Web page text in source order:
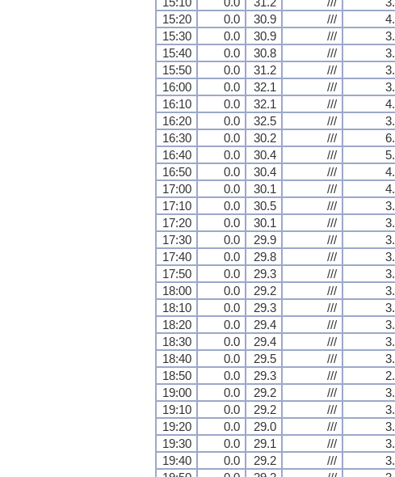
15:20
0.0 30.9 ///
15:30
0.0 30.9 ///
15:40
0.0 30.8 ///
15:50
0.0 31.2 ///
16:00
0.0 32.1 ///
16:10
0.0 32.1 ///
16:20
0.0 32.5 ///
16:30
0.0 30.2 ///
16:40
0.0 30.4 ///
16:50
0.0 30.4 ///
17:00
0.0 30.1 ///
17:10
0.0 30.5 ///
17:20
0.0 30.1 ///
17:30
0.0 29.9 ///
17:40
0.0 29.8 ///
17:50
0.0 29.3 ///
18:00
0.0 29.2 ///
18:10
0.0 29.3 ///
18:20
0.0 29.4 ///
18:30
0.0 29.4 ///
18:40
0.0 29.5 ///
18:50
0.0 29.3 ///
19:00
0.0 29.2 ///
19:10
0.0 29.2 ///
19:20
0.0 29.0 ///
19:30
0.0 29.1 ///
19:40
0.0 29.2 ///